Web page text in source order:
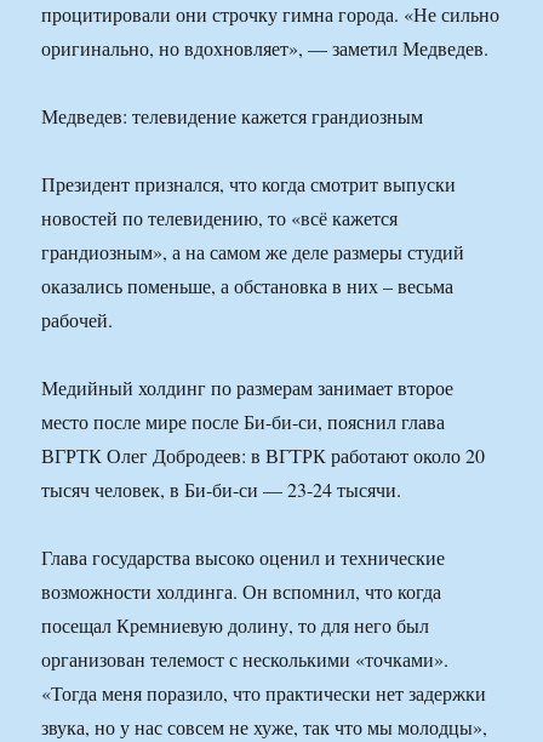
процитировали они строчку гимна города. «Не сильно
оригинально, но вдохновляет», — заметил Медведев.
Медведев: телевидение кажется грандиозным
Президент признался, что когда смотрит выпуски
новостей по телевидению, то «всё кажется
грандиозным», а на самом же деле размеры студий
оказались поменьше, а обстановка в них – весьма
рабочей.
Медийный холдинг по размерам занимает второе
место после мире после Би-би-си, пояснил глава
ВГРТК Олег Добродеев: в ВГТРК работают около 20
тысяч человек, в Би-би-си — 23-24 тысячи.
Глава государства высоко оценил и технические
возможности холдинга. Он вспомнил, что когда
посещал Кремниевую долину, то для него был
организован телемост с несколькими «точками».
«Тогда меня поразило, что практически нет задержки
звука, но у нас совсем не хуже, так что мы молодцы»,